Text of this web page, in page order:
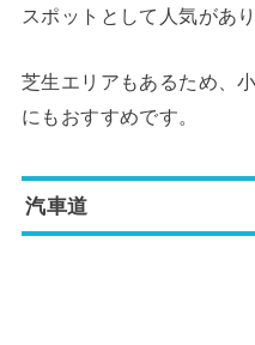
スポットとして人気があり
芝生エリアもあるため、
にもおすすめです。
汽車道